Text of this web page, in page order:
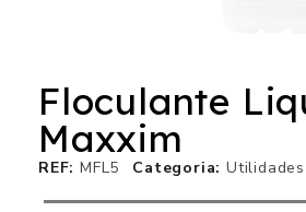
Floculante
Maxxim
REF MFL5 Categoria Utilidades